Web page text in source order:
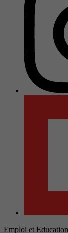
Emploi et Education